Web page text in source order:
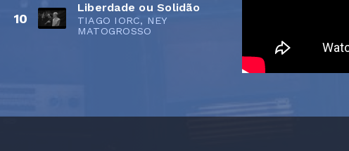
10
Liberdade ou Solidão
TIAGO IORC, NEY
MATOGROSSO